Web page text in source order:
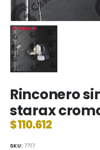
Rinconero
starax
$110.612
SKU:7717